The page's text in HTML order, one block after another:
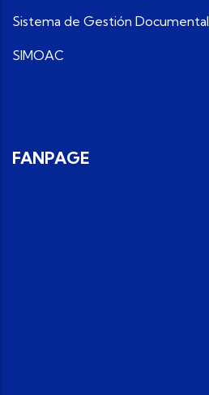
Sistema de Gestión Documental
SIMOAC
FANPAGE